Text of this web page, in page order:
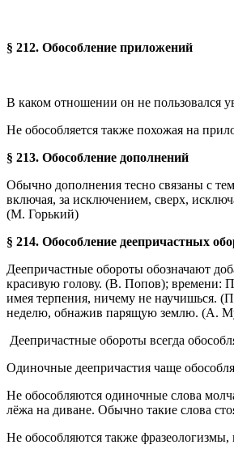
§ 212. Обособление приложений
В каком отношении он не пользовался
Не обособляется также похожая на
§ 213. Обособление дополнений
Обычно дополнения тесно связаны с
включая, за исключением, сверх,
(М. Горький)
§ 214. Обособление деепричастных
Деепричастные обороты обозначают
красивую голову. (В. Попов); времени:
имея терпения, ничему не научишься.
неделю, обнажив парящую землю. (А.
Деепричастные обороты всегда
Одиночные деепричастия чаще
Не обособляются одиночные слова
лёжа на диване. Обычно такие слова
Не обособляются также фразеологизмы,